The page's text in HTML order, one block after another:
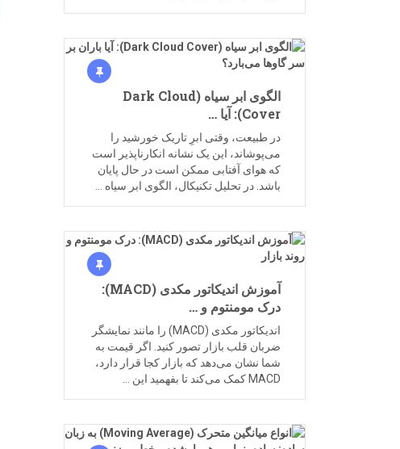
الگوی ابر سیاه (Dark Cloud
Cover): آیا …
در طبیعت، وقتی ابرِ تاریک خورشید را
می‌پوشاند، این یک نشانه انکارناپذیر است
که هوای آفتابی ممکن است در حال پایان
باشد. در تحلیل تکنیکال، الگوی ابر سیاه …
آموزش اندیکاتور مکدی (MACD):
درک مومنتوم و …
اندیکاتور مکدی (MACD) را مانند نمایشگر
ضربان قلب بازار تصور کنید. اگر قیمت به
شما نشان می‌دهد که بازار کجا قرار دارد،
MACD کمک می‌کند تا بفهمید این …